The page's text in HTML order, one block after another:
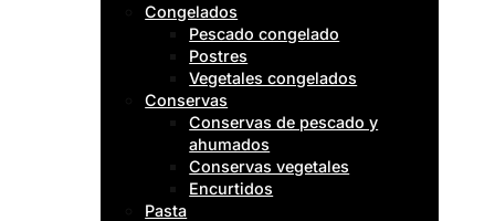
Congelados
Pescado congelado
Postres
Vegetales congelados
Conservas
Conservas de pescado y
ahumados
Conservas vegetales
Encurtidos
Pasta